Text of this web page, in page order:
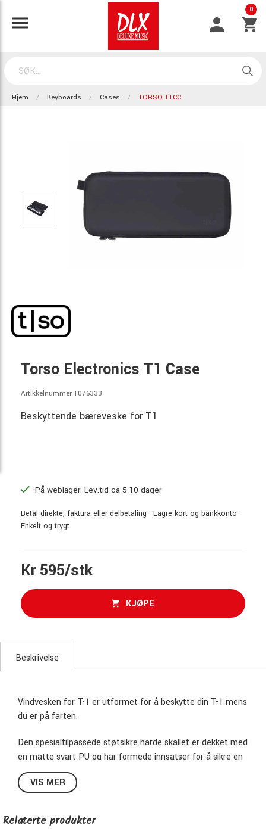
0
Hjem Keyboards Cases TORSO T1CC
Torso Electronics T1 Case
Artikkelnummer 1076333
Beskyttende bæreveske for T1
På weblager. Lev.tid ca 5-10 dager
Betal direkte, faktura eller delbetaling - Lagre kort og bankkonto -
Enkelt og trygt
Kr 595/stk
KJØPE
Beskrivelse
Vindvesken for T-1 er utformet for å beskytte din T-1 mens
du er på farten.
Den spesialtilpassede støtsikre harde skallet er dekket med
en matte svart PU og har formede innsatser for å sikre en
ideell passform.
VIS MER
Relaterte produkter